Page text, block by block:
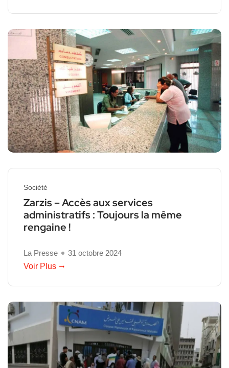
Société
Zarzis – Accès aux services
administratifs : Toujours la même
rengaine !
La Presse
31 octobre 2024
Voir Plus